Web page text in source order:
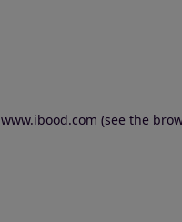
www.ibood.com (see the